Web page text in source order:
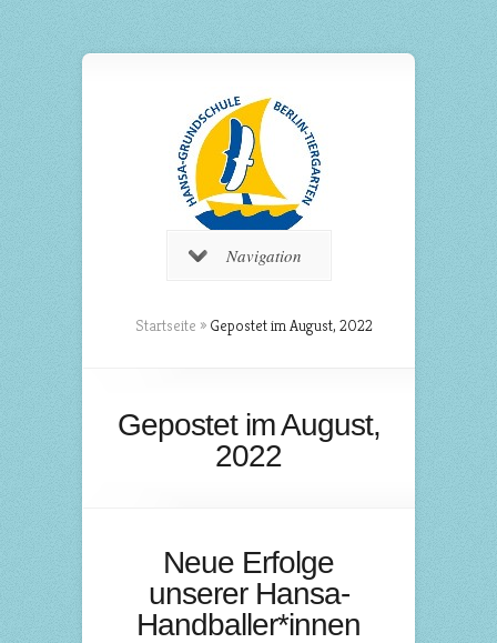
Navigation
Startseite » Gepostet im August, 2022
Gepostet im August,
2022
Neue Erfolge
unserer Hansa-
Handballer*innen